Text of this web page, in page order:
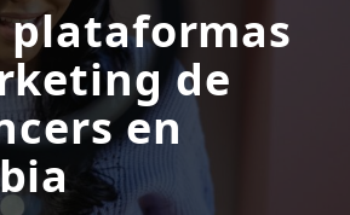
plataformas
de
en